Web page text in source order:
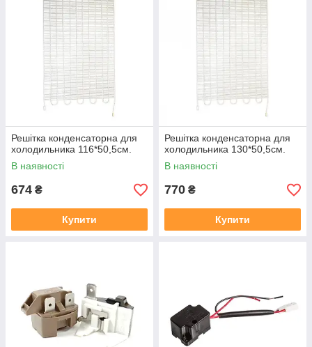
Решітка конденсаторна для
холодильника 116*50,5см.
В наявності
674 ₴
Купити
Решітка конденсаторна для
холодильника 130*50,5см.
В наявності
770 ₴
Купити